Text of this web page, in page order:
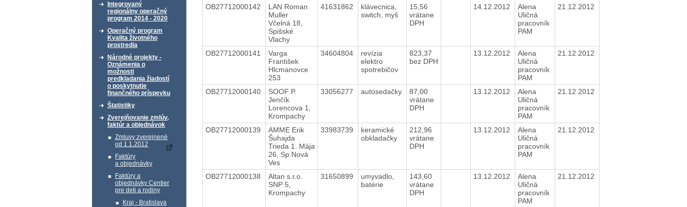
Integrovaný
regionálny operačný
program 2014 - 2020
Operačný program
Kvalita životného
prostredia
Národné projekty -
Oznámenia o
možnosti
predkladania žiadostí
o poskytnutie
finančného príspevku
Štatistiky
Zverejňovanie zmlúv,
faktúr a objednávok
Zmluvy zverejnené
od 1.1.2012
Faktúry
a objednávky
Faktúry a
objednávky Centier
pre deti a rodiny
Kraj - Bratislava
OB27712000142
LAN Roman
Muller
Včelná 18,
Spišské
Vlachy
41631862
klávecnica,
switch, myš
15,56
vrátane
DPH
14.12.2012
Alena
Uličná
pracovník
PAM
21.12.2012
OB27712000141
Varga
František
Hlcmanovce
253
34604804
revízia
elektro
spotrebičov
823,37
bez DPH
13.12.2012
Alena
Uličná
pracovník
PAM
21.12.2012
OB27712000140
SOOF P.
Jenčík
Lorencova 1,
Krompachy
33056277 autosedačky
87,00
vrátane
DPH
13.12.2012
Alena
Uličná
pracovník
PAM
21.12.2012
OB27712000139
AMME Erik
Šuhajda
Trieda 1. Mája
26, Sp.Nová
Ves
33983739
keramické
obkladačky
212,96
vrátane
DPH
13.12.2012
Alena
Uličná
pracovník
PAM
21.12.2012
OB27712000138
Altan s.r.o.
SNP 5,
Krompachy
31650899
umyvadlo,
batérie
143,60
vrátane
DPH
13.12.2012
Alena
Uličná
pracovník
PAM
21.12.2012